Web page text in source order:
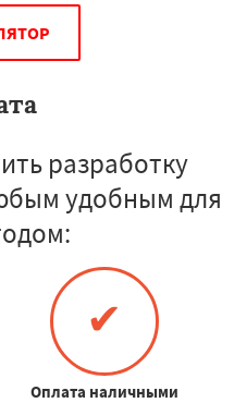
разработку
удобным для
✔
Оплата наличными